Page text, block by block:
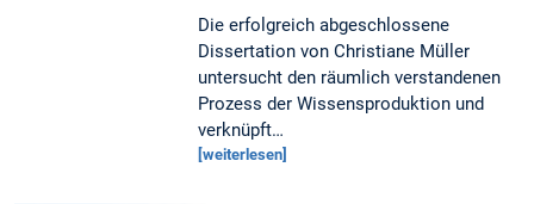
Die erfolgreich abgeschlossene
Dissertation von Christiane Müller
untersucht den räumlich verstandenen
Prozess der Wissensproduktion und
verknüpft…
[weiterlesen]